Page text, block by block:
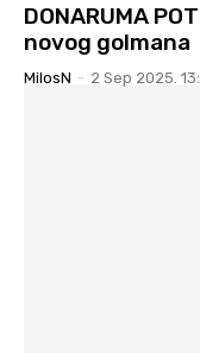
DONARUMA
novog golmana
MilosN - 2 Sep 2025.